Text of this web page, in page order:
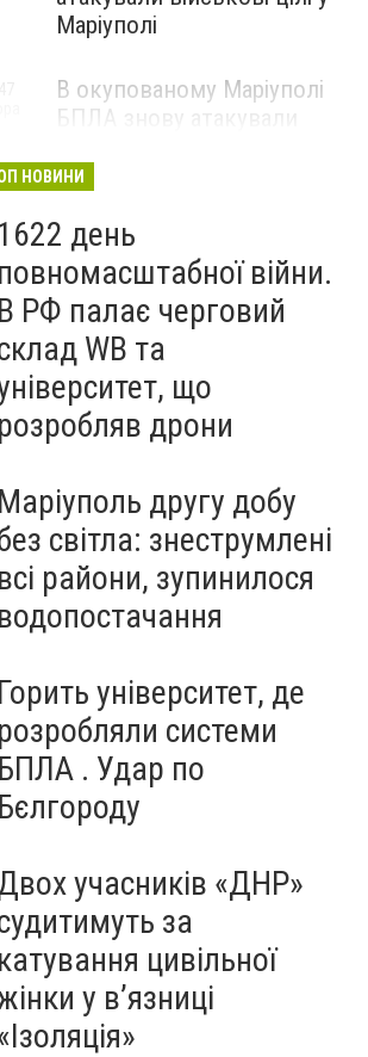
Маріуполі
В окупованому Маріуполі
БПЛА знову атакували
— ВІДЕО
НОВИНИ
1622 день
повномасштабної війни.
В РФ палає черговий
WB та
що
розробляв дрони
Маріуполь другу добу
світла: знеструмлені
всі райони, зупинилося
водопостачання
Горить університет, де
розробляли системи
БПЛА . Удар по
Бєлгороду
учасників «ДНР»
за
катування цивільної
у в’язниці